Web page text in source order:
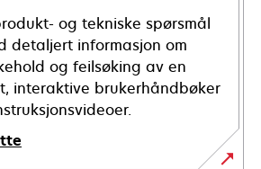
og tekniske spørsmål
detaljert informasjon om
og feilsøking av en
interaktive brukerhåndbøker